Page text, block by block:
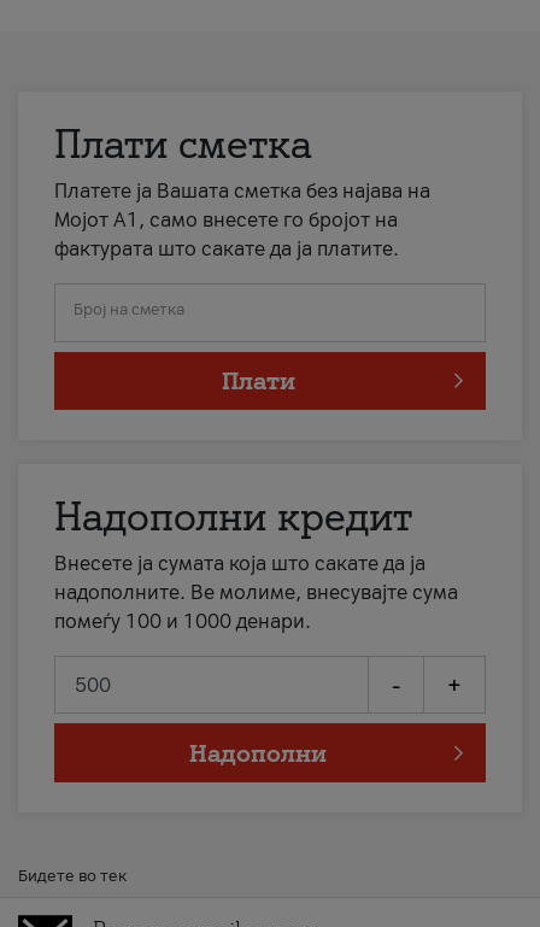
Плати сметка
Платете ја Вашата сметка без најава на
Мојот А1, само внесете го бројот на
фактурата што сакате да ја платите.
Број на сметка
Плати
Надополни кредит
Внесете ја сумата која што сакате да ја
надополните. Ве молиме, внесувајте сума
помеѓу 100 и 1000 денари.
- +
Надополни
Бидете во тек